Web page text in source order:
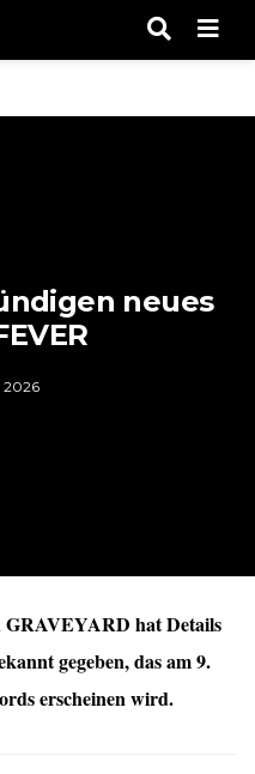
neues
2026
GRAVEYARD hat Details
gegeben, das am 9.
erscheinen wird.